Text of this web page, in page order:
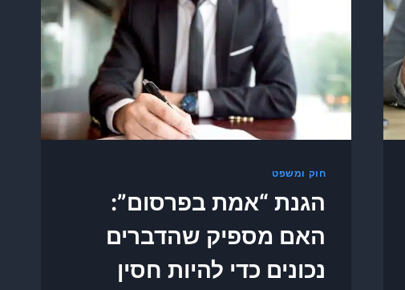
חוק ומשפט
הגנת “אמת בפרסום”:
האם מספיק שהדברים
נכונים כדי להיות חסין